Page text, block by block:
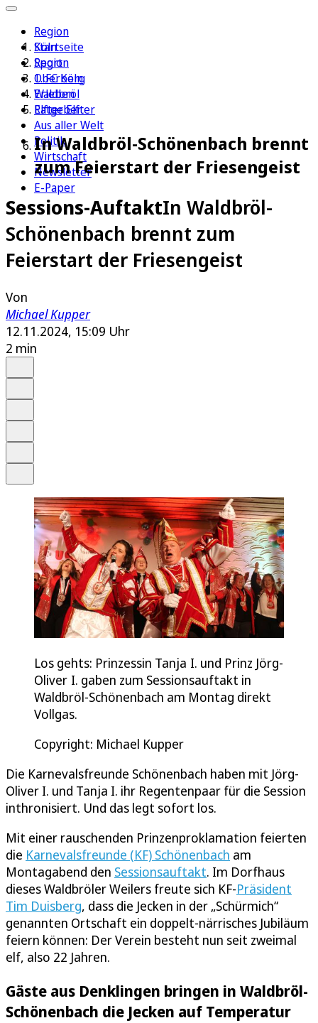
Region
Köln
Sport
1. FC Köln
Erleben
Ratgeber
Aus aller Welt
Politik
Wirtschaft
Newsletter
E-Paper
Startseite
Region
Oberberg
Waldbröl
Elfter Elfter
In Waldbröl-Schönenbach brennt
zum Feierstart der Friesengeist
Sessions-AuftaktIn Waldbröl-
Schönenbach brennt zum
Feierstart der Friesengeist
Von
Michael Kupper
12.11.2024, 15:09 Uhr
2 min
Los gehts: Prinzessin Tanja I. und Prinz Jörg-
Oliver I. gaben zum Sessionsauftakt in
Waldbröl-Schönenbach am Montag direkt
Vollgas.
Copyright: Michael Kupper
Die Karnevalsfreunde Schönenbach haben mit Jörg-
Oliver I. und Tanja I. ihr Regentenpaar für die Session
inthronisiert. Und das legt sofort los.
Mit einer rauschenden Prinzenproklamation feierten
die Karnevalsfreunde (KF) Schönenbach am
Montagabend den Sessionsauftakt. Im Dorfhaus
dieses Waldbröler Weilers freute sich KF-Präsident
Tim Duisberg, dass die Jecken in der „Schürmich“
genannten Ortschaft ein doppelt-närrisches Jubiläum
feiern können: Der Verein besteht nun seit zweimal
elf, also 22 Jahren.
Gäste aus Denklingen bringen in Waldbröl-
Schönenbach die Jecken auf Temperatur